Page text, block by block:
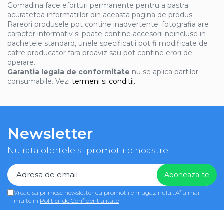
Gomadina face eforturi permanente pentru a pastra
acuratetea informatiilor din aceasta pagina de produs.
Rareori produsele pot contine inadvertente: fotografia are
caracter informativ si poate contine accesorii neincluse in
pachetele standard, unele specificatii pot fi modificate de
catre producator fara preaviz sau pot contine erori de
operare.
Garantia legala de conformitate nu se aplica partilor
consumabile. Vezi termeni si conditii.
Newsletter
Nu rata ofertele si promotiile noastre
Vreau sa primesc newsletter cu promotiile magazinului. Afla mai
multe in Politicii de Confidentialitate